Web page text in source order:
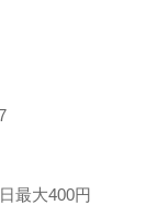
最大400円